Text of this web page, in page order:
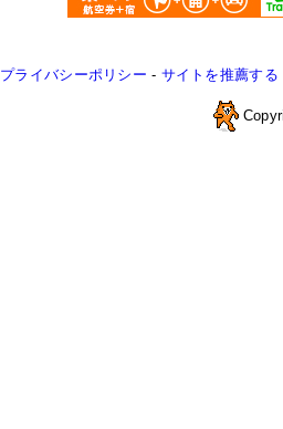
プライバシーポリシー - サイトを推薦する